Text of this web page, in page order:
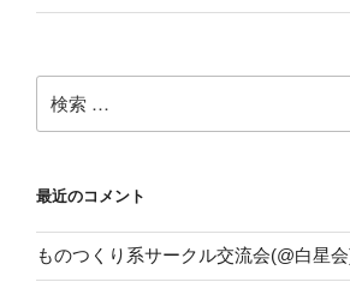
索:
最近のコメント
ものつくり系サークル交流会(@白星